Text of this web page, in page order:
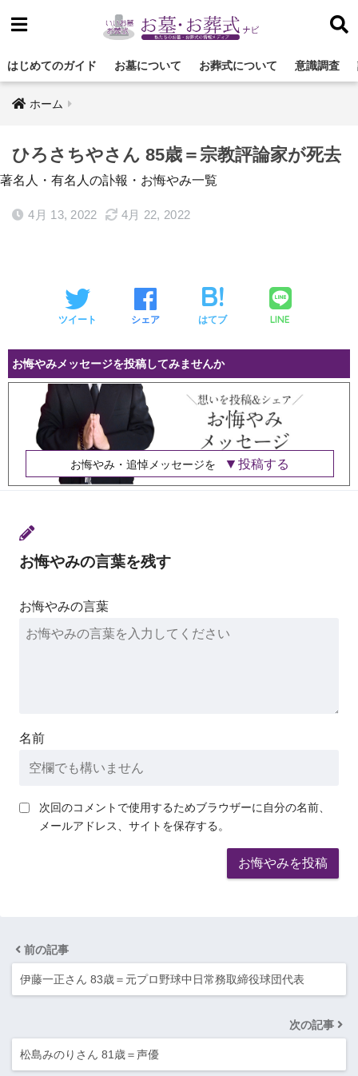
はじめてのガイド お墓について お葬式について 意識調査
ホーム
ひろさちやさん 85歳＝宗教評論家が死去
著名人・有名人の訃報・お悔やみ一覧
4月 13, 2022 4月 22, 2022
ツイート シェア はてブ LINE
お悔やみメッセージを投稿してみませんか
お悔やみ・追悼メッセージを 投稿する
お悔やみの言葉を残す
お悔やみの言葉
名前
次回のコメントで使用するためブラウザーに自分の名前、
メールアドレス、サイトを保存する。
前の記事
伊藤一正さん 83歳＝元プロ野球中日常務取締役球団代表
次の記事
松島みのりさん 81歳＝声優